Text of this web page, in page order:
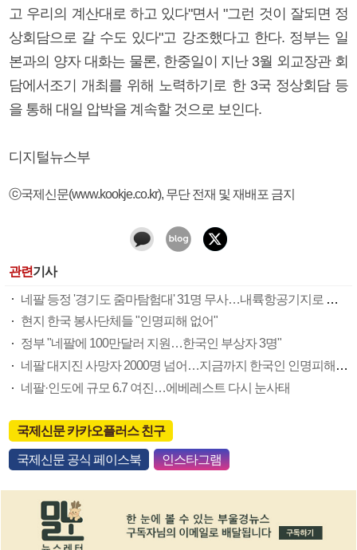
고 우리의 계산대로 하고 있다"면서 "그런 것이 잘되면 정
상회담으로 갈 수도 있다"고 강조했다고 한다. 정부는 일
본과의 양자 대화는 물론, 한중일이 지난 3월 외교장관 회
담에서조기 개최를 위해 노력하기로 한 3국 정상회담 등
을 통해 대일 압박을 계속할 것으로 보인다.
디지털뉴스부
ⓒ국제신문(www.kookje.co.kr), 무단 전재 및 재배포 금지
관련기사
네팔 등정 '경기도 줌마탐험대' 31명 무사…내륙항공기지로 하산길
현지 한국 봉사단체들 "인명피해 없어"
정부 "네팔에 100만달러 지원…한국인 부상자 3명"
네팔 대지진 사망자 2000명 넘어…지금까지 한국인 인명피해 없는 것으로 파악
네팔·인도에 규모 6.7 여진…에베레스트 다시 눈사태
국제신문 카카오플러스 친구
국제신문 공식 페이스북 인스타그램